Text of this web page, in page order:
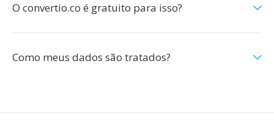
O convertio.co é gratuito para isso?
Como meus dados são tratados?